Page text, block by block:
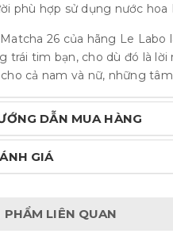
phù hợp sử dụng nước hoa
26 của hãng Le
trái tim bạn, cho dù đó là
cả nam và nữ, những
DẪN MUA HÀNG
GIÁ
PHẨM LIÊN QUAN